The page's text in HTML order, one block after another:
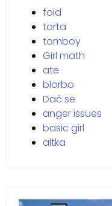
foid
torta
tomboy
Girl math
ate
blorbo
Dać se
anger issues
basic girl
altka